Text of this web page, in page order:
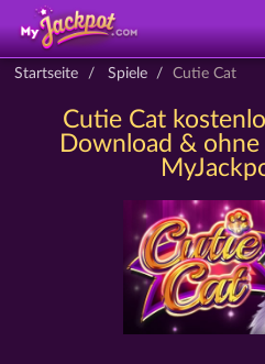
Startseite Spiele Cutie Cat
Cutie Cat
Download &